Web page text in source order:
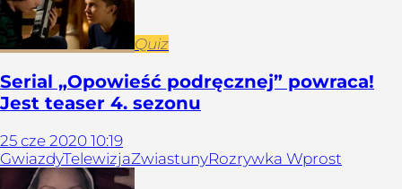
Quiz
Serial „Opowieść podręcznej” powraca!
Jest teaser 4. sezonu
25 cze 2020 10:19
GwiazdyTelewizjaZwiastunyRozrywka Wprost